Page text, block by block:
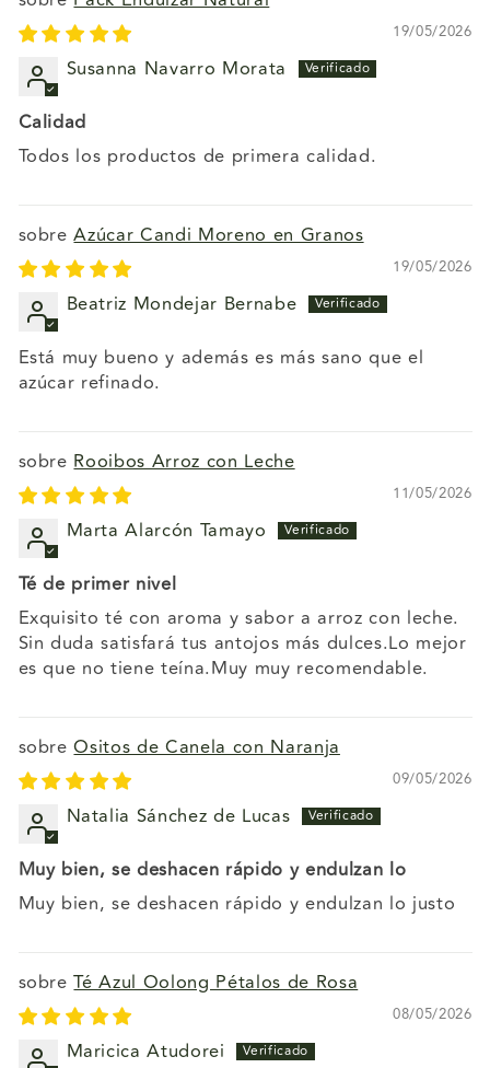
19/05/2026
Susanna Navarro Morata
Calidad
Todos los productos de primera calidad.
Azúcar Candi Moreno en Granos
19/05/2026
Beatriz Mondejar Bernabe
Está muy bueno y además es más sano que el
azúcar refinado.
Rooibos Arroz con Leche
11/05/2026
Marta Alarcón Tamayo
Té de primer nivel
Exquisito té con aroma y sabor a arroz con leche.
Sin duda satisfará tus antojos más dulces.Lo mejor
es que no tiene teína.Muy muy recomendable.
Ositos de Canela con Naranja
09/05/2026
Natalia Sánchez de Lucas
Muy bien, se deshacen rápido y endulzan lo
Muy bien, se deshacen rápido y endulzan lo justo
Té Azul Oolong Pétalos de Rosa
08/05/2026
Maricica Atudorei